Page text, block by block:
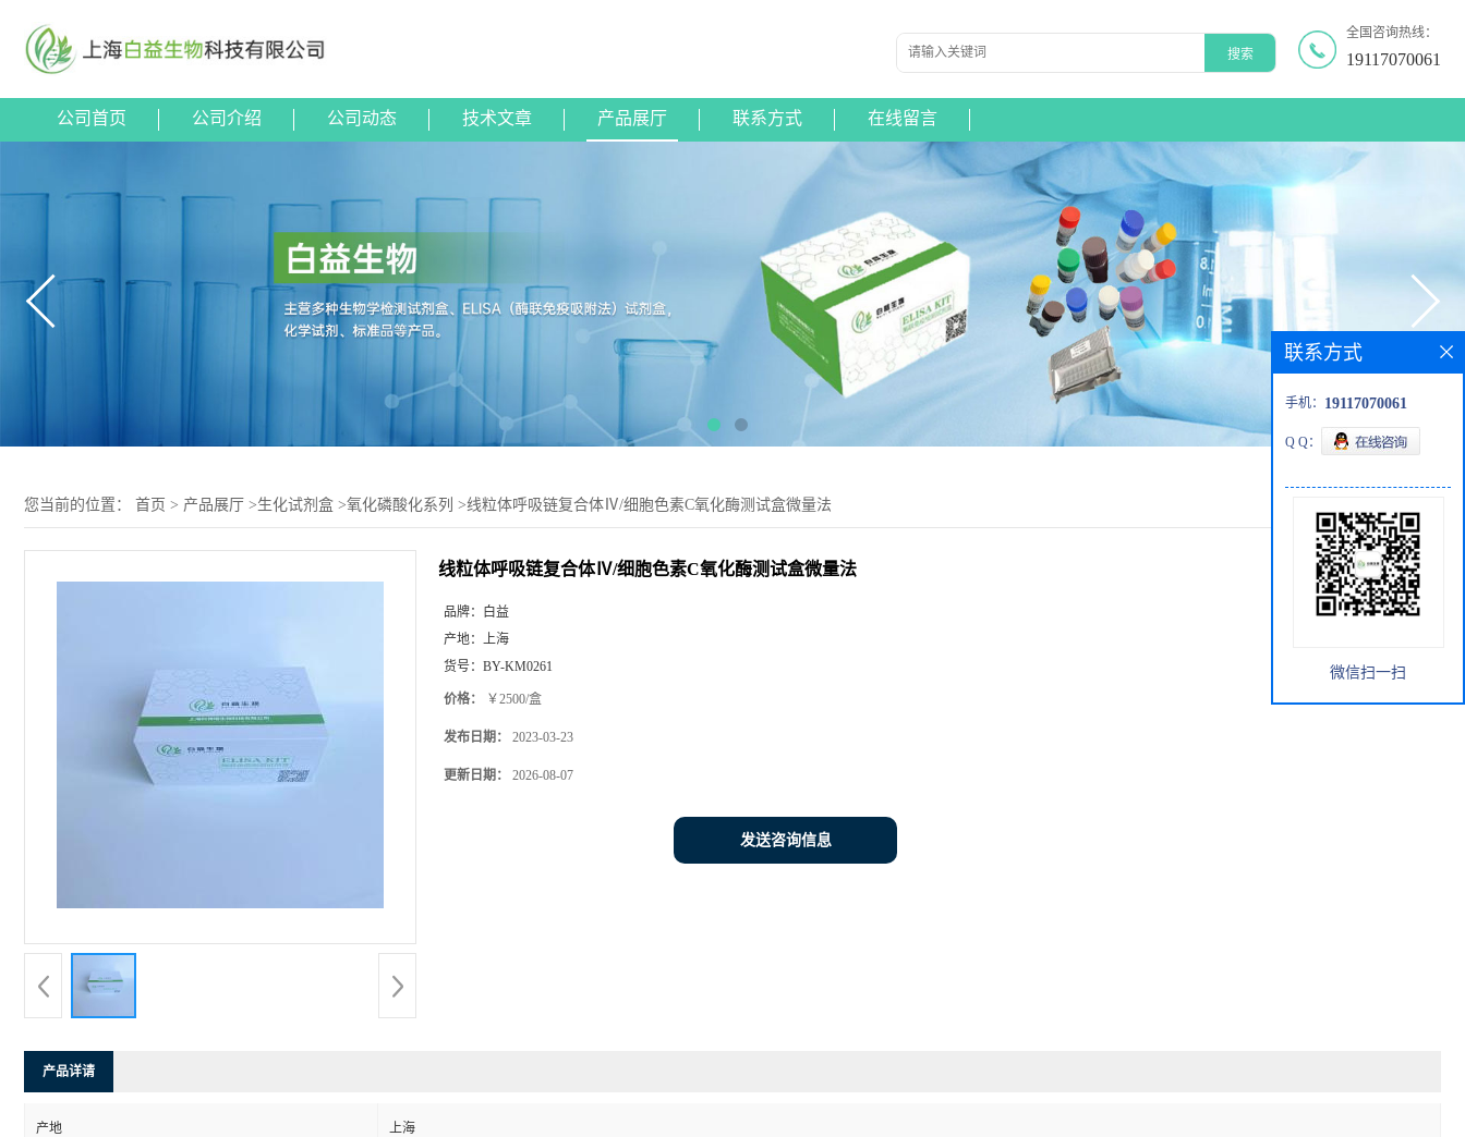
全国咨询热线：
19117070061
公司首页 公司介绍 公司动态 技术文章 产品展厅 联系方式 在线留言
您当前的位置： 首页 > 产品展厅 >生化试剂盒 >氧化磷酸化系列 >线粒体呼吸链复合体Ⅳ/细胞色素C氧化酶测试盒微量法
线粒体呼吸链复合体Ⅳ/细胞色素C氧化酶测试盒微量法
品牌：
白益
产地： 上海
货号： BY-KM0261
价格： ￥2500/盒
发布日期： 2023-03-23
更新日期： 2026-08-07
发送咨询信息
产品详请
产地 上海
联系方式
手机： 19117070061
Q Q：
微信扫一扫